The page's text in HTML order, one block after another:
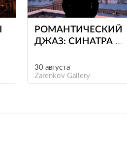
РОМАНТИЧЕСКИЙ
ДЖАЗ: СИНАТРА И
30 августа
Zarenkov Gallery